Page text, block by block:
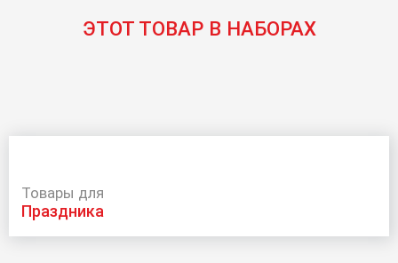
ЭТОТ ТОВАР В НАБОРАХ
Товары для
праздника